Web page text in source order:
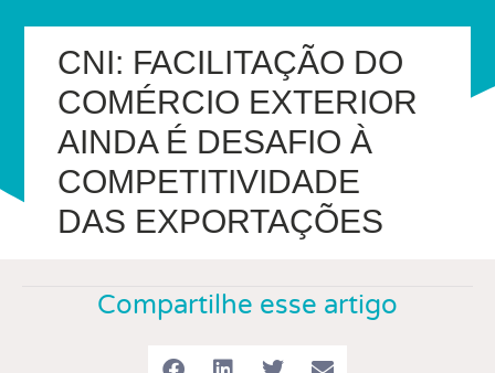
CNI: FACILITAÇÃO DO
COMÉRCIO EXTERIOR
AINDA É DESAFIO À
COMPETITIVIDADE
DAS EXPORTAÇÕES
Compartilhe esse artigo